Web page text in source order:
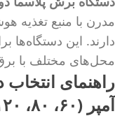
مدرن با منبع تغذیه
دارند. این
محل‌های مختلف با برق
راهنمای
آمپر (۶۰، ۸۰، ۱۲۰، ۲۰۰، ۴۰۰)